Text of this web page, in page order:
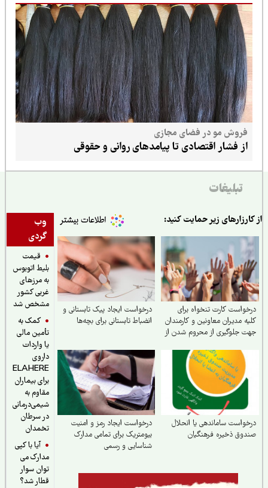
فروش مو در فضای مجازی
از فشار اقتصادی تا پیامدهای روانی و حقوقی
تبلیغات
وب
گردی
قیمت
بلیط اتوبوس
به مرزهای
غربی کشور
مشخص شد
کمک به
تأمین مالی
یا واردات
داروی
ELAHERE
برای بیماران
مقاوم به
شیمی‌درمانی
در سرطان
تخمدان
آیا با کپی
مدارک می
توان سوار
قطار شد؟
زیر حمایت کنید:
کارت تنخواه برای
مدیران معاونین و کارمندان
جلوگیری از محروم شدن از
درخواست ایجاد پیک تابستانی و
انضباط تابستانی برای بچه‌ها
ساماندهی یا انحلال
ذخیره فرهنگیان
درخواست ایجاد رمز و امنیت
بیومتریک برای تمامی مدارک
شناسایی و رسمی